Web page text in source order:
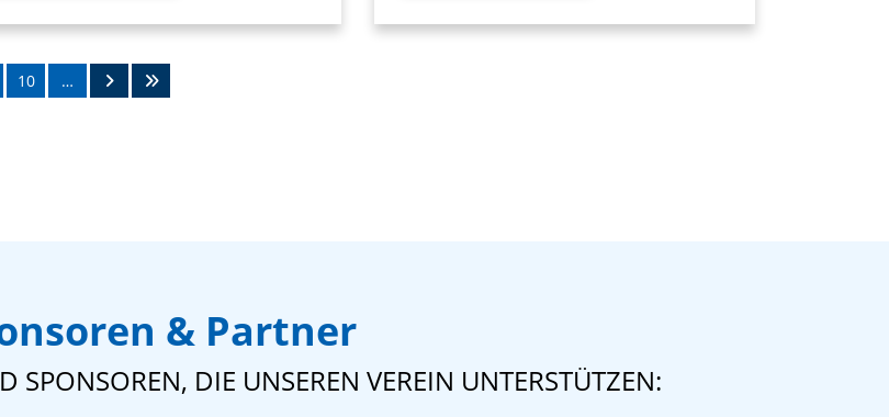
10 …
& Partner
SPONSOREN, DIE UNSEREN VEREIN UNTERSTÜTZEN: